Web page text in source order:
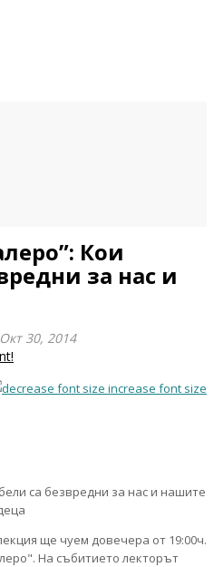
Кои
за нас и
Окт 30, 2014
increase font size
ще чуем довечера от 19:00ч.
На събитието лекторът